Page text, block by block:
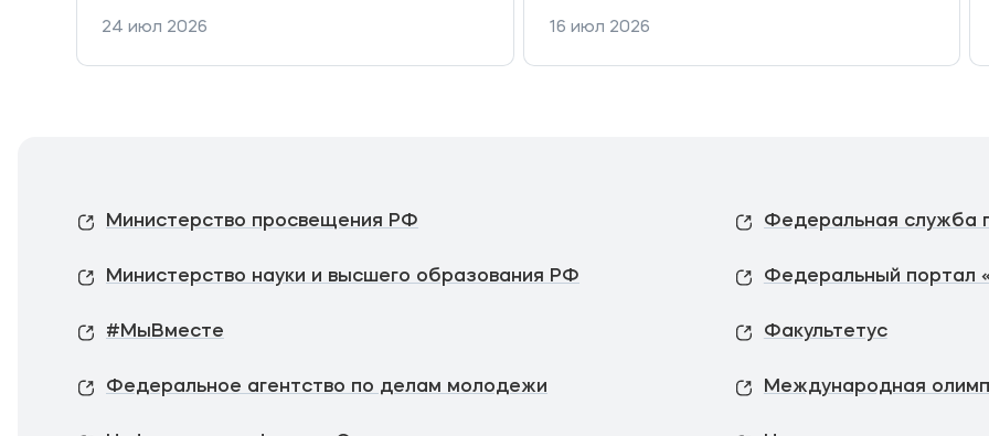
24 июл 2026 16 июл 2026
Министерство просвещения РФ
Министерство науки и высшего образования РФ Федеральный портал
#МыВместе Факультетус
Федеральное агентство по делам молодежи Международная